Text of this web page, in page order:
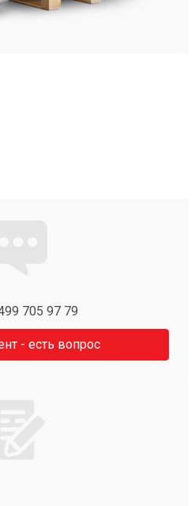
705 97 79
- есть вопрос